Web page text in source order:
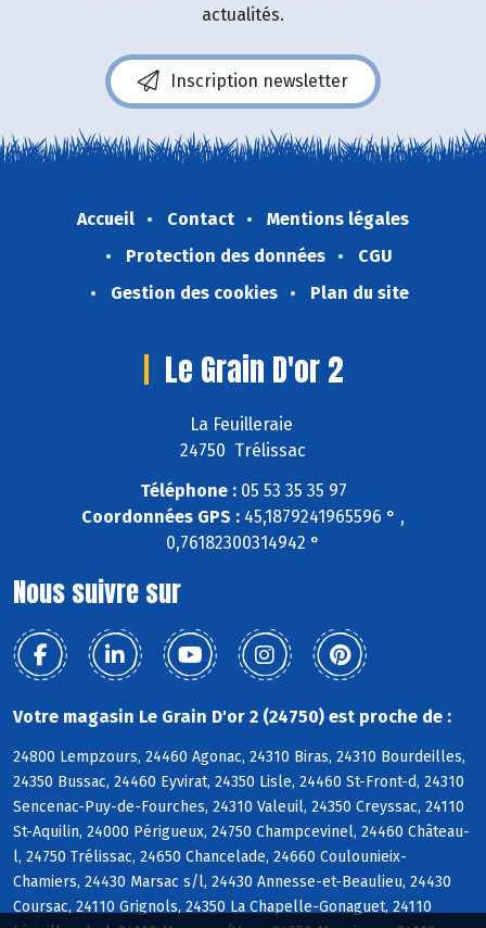
actualités.
Inscription newsletter
Accueil Contact
Mentions légales
Protection des données
CGU
Gestion des cookies
Plan du site
Le Grain D'or 2
La Feuilleraie
24750 Trélissac
Téléphone :05 53 35 35 97
Coordonnées GPS : 45,1879241965596 ° ,
0,76182300314942 °
Nous suivre sur
Votre magasin Le Grain D'or 2 (24750) est proche de :
24800 Lempzours, 24460 Agonac, 24310 Biras, 24310 Bourdeilles,
24350 Bussac, 24460 Eyvirat, 24350 Lisle, 24460 St-Front-d, 24310
Sencenac-Puy-de-Fourches, 24310 Valeuil, 24350 Creyssac, 24110
St-Aquilin, 24000 Périgueux, 24750 Champcevinel, 24460 Château-
l, 24750 Trélissac, 24650 Chancelade, 24660 Coulounieix-
Chamiers, 24430 Marsac s/l, 24430 Annesse-et-Beaulieu, 24430
Coursac, 24110 Grignols, 24350 La Chapelle-Gonaguet, 24110